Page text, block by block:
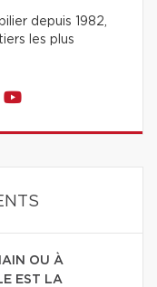
depuis 1982,
les plus
OU À
EST LA